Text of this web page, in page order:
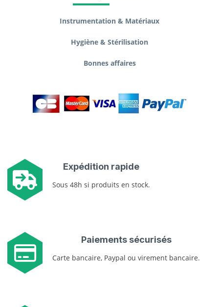
Instrumentation & Matériaux
Hygiène & Stérilisation
Bonnes affaires
Expédition rapide
Sous 48h si produits en stock.
Paiements sécurisés
Carte bancaire, Paypal ou virement bancaire.